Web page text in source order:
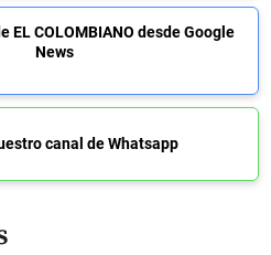
EL COLOMBIANO desde Google
News
canal de Whatsapp